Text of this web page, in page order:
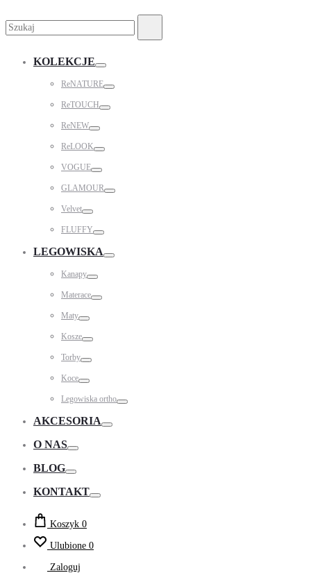
Search
KOLEKCJE
ReNATURE
ReTOUCH
ReNEW
ReLOOK
VOGUE
GLAMOUR
Velvet
FLUFFY
LEGOWISKA
Kanapy
Materace
Maty
Kosze
Torby
Koce
Legowiska ortho
AKCESORIA
O NAS
BLOG
KONTAKT
Koszyk 0
Ulubione 0
Zaloguj